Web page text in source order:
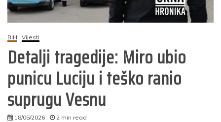
BiH Vijesti
Detalji tragedije: Miro ubio
punicu Luciju i teško ranio
suprugu Vesnu
18/05/2026
2 min read